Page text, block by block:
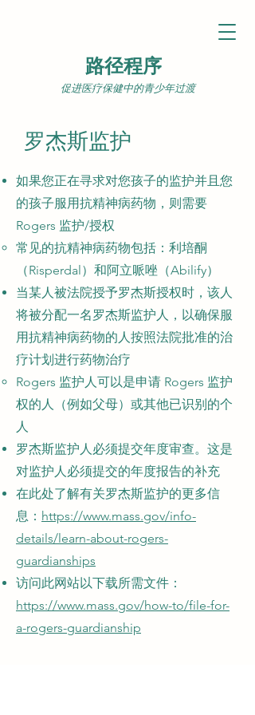
路径程序
促进医疗保健中的青少年过渡
罗杰斯监护
如果您正在寻求对您孩子的监护并且您
的孩子服用抗精神病药物，则需要
Rogers 监护/授权
常见的抗精神病药物包括：利培酮
（Risperdal）和阿立哌唑（Abilify）
当某人被法院授予罗杰斯授权时，该人
将被分配一名罗杰斯监护人，以确保服
用抗精神病药物的人按照法院批准的治
疗计划进行药物治疗
Rogers 监护人可以是申请 Rogers 监护
权的人（例如父母）或其他已识别的个
人
罗杰斯监护人必须提交年度审查。这是
对监护人必须提交的年度报告的补充
在此处了解有关罗杰斯监护的更多信
息： https://www.mass.gov/info-
details/learn-about-rogers-
guardianships
访问此网站以下载所需文件：
https://www.mass.gov/how-to/file-for-
a-rogers-guardianship